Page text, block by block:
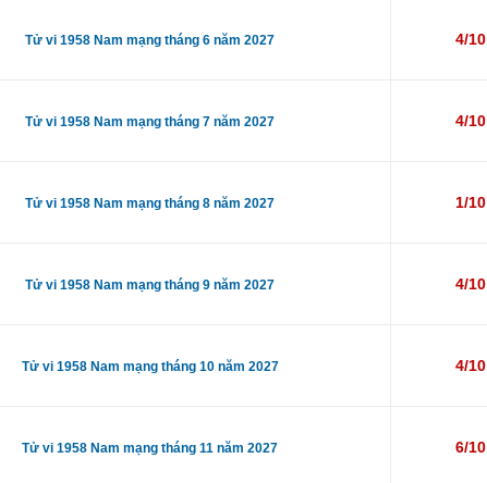
Tử vi 1958 Nam mạng tháng 6 năm 2027 4/10
Tử vi 1958 Nam mạng tháng 7 năm 2027 4/10
Tử vi 1958 Nam mạng tháng 8 năm 2027 1/10
Tử vi 1958 Nam mạng tháng 9 năm 2027 4/10
Tử vi 1958 Nam mạng tháng 10 năm 2027 4/10
Tử vi 1958 Nam mạng tháng 11 năm 2027 6/10